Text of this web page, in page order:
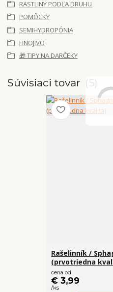
RASTLINY PODĽA DRUHU
POMÔCKY
SEMIHYDROPÓNIA
HNOJIVO
🎁 TIPY NA DARČEKY
Súvisiaci tovar 5
Rašelinník /
(prvotriedna
cena od
€ 3,99
/ks